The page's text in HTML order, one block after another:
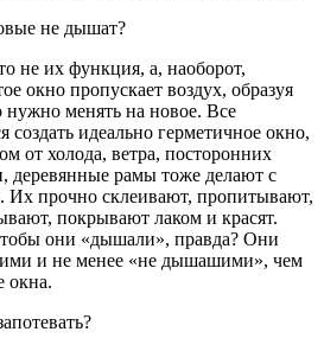
не дышат?
не их функция, а, наоборот,
окно пропускает воздух, образуя
нужно менять на новое. Все
создать идеально герметичное окно,
от холода, ветра, посторонних
деревянные рамы тоже делают с
Их прочно склеивают, пропитывают,
покрывают лаком и красят.
они «дышали», правда? Они
и не менее «не дышашими», чем
окна.